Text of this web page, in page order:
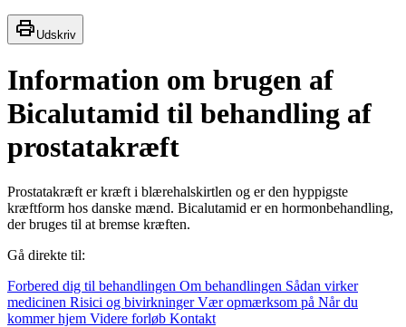
Udskriv
Information om brugen af
Bicalutamid til behandling af
prostatakræft
Prostatakræft er kræft i blærehalskirtlen og er den hyppigste
kræftform hos danske mænd. Bicalutamid er en hormonbehandling,
der bruges til at bremse kræften.
Gå direkte til:
Forbered dig til behandlingen Om behandlingen Sådan virker
medicinen Risici og bivirkningerVær opmærksom på Når du
kommer hjem Videre forløb Kontakt